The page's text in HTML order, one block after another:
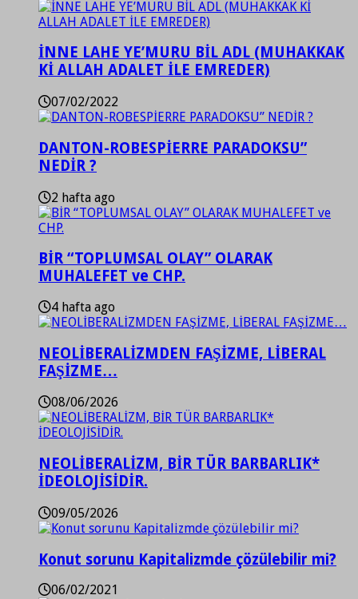
İNNE LAHE YE’MURU BİL ADL (MUHAKKAK
Kİ ALLAH ADALET İLE EMREDER)
07/02/2022
DANTON-ROBESPİERRE PARADOKSU”
NEDİR ?
2 hafta ago
BİR “TOPLUMSAL OLAY” OLARAK
MUHALEFET ve CHP.
4 hafta ago
NEOLİBERALİZMDEN FAŞİZME, LİBERAL
FAŞİZME…
08/06/2026
NEOLİBERALİZM, BİR TÜR BARBARLIK*
İDEOLOJİSİDİR.
09/05/2026
Konut sorunu Kapitalizmde çözülebilir mi?
06/02/2021